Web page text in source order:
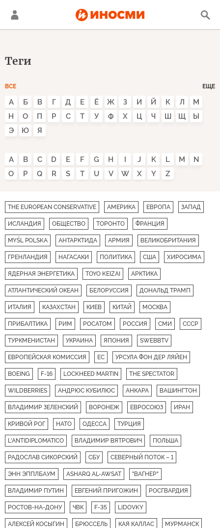
Теги
ВСЕ ЕЩЕ
А Б В Г Д Е Ё Ж З И Й К Л
М
Н
О П Р С Т У Ф Х Ц Ч Ш Щ
Ы
Э
Ю Я
A B C D E F G H I J K L M
N
O
P Q R S T U V W X Y Z
THE EUROPEAN CONSERVATIVE АМЕРИКА ЕВРОПА ЗАПАД
ИСЛАНДИЯ ОБЩЕСТВО ТОРОНТО ФРАНЦИЯ
MYŚL POLSKA АНТАРКТИДА АРМИЯ ВЕЛИКОБРИТАНИЯ
ГРЕНЛАНДИЯ НАГАСАКИ ПОЛИТИКА США ХИРОСИМА
ЯДЕРНАЯ ЭНЕРГЕТИКА TOYO KEIZAI АРКТИКА
АТЛАНТИЧЕСКИЙ ОКЕАН БЕЛОРУССИЯ ДОНАЛЬД ТРАМП
ИТАЛИЯ КАЗАХСТАН КИЕВ КИТАЙ МОСКВА
ПРИБАЛТИКА РИМ РОСАТОМ РОССИЯ СМИ СССР
ТУРКМЕНИСТАН УКРАИНА ЯПОНИЯ SWEBBTV
ЕВРОПЕЙСКАЯ КОМИССИЯ ЕС УРСУЛА ФОН ДЕР ЛЯЙЕН
BOEING F-16 LOCKHEED MARTIN THE SPECTATOR
WILDBERRIES АНДРЮС КУБИЛЮС АНКАРА ВАШИНГТОН
ВЛАДИМИР ЗЕЛЕНСКИЙ ВОРОНЕЖ ЕВРОСОЮЗ ИРАН
КРИВОЙ РОГ НАТО ОДЕССА ТУРЦИЯ
L'ANTIDIPLOMATICO ВЛАДИМИР ВЯТРОВИЧ ПОЛЬША
РАДОСЛАВ СИКОРСКИЙ СБУ СЕВЕРНЫЙ ПОТОК – 1
ЭНН ЭППЛБАУМ ASHARQ AL-AWSAT "ВАГНЕР"
ВЛАДИМИР ПУТИН ЕВГЕНИЙ ПРИГОЖИН РОСГВАРДИЯ
РОСТОВ-НА-ДОНУ ЧВК F-35 LIDOVKY
АЛЕКСЕЙ КОСЫГИН БРЮССЕЛЬ КАЯ КАЛЛАС МУРМАНСК